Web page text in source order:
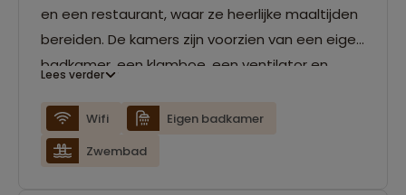
en een restaurant, waar ze heerlijke maaltijden
bereiden. De kamers zijn voorzien van een eigen
badkamer, een klamboe, een ventilator en
Lees verder
Wifi
Eigen badkamer
Zwembad